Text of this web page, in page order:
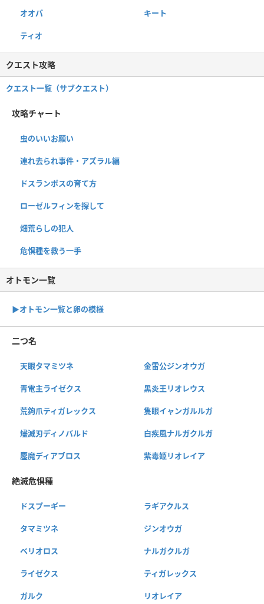
オオパ キート
ティオ
クエスト攻略
クエスト一覧（サブクエスト）
攻略チャート
虫のいいお願い
連れ去られ事件・アズラル編
ドスランポスの育て方
ローゼルフィンを探して
畑荒らしの犯人
危惧種を救う一手
オトモン一覧
▶︎オトモン一覧と卵の模様
二つ名
天眼タマミツネ 金雷公ジンオウガ
青電主ライゼクス 黒炎王リオレウス
荒鉤爪ティガレックス 隻眼イャンガルルガ
燼滅刃ディノバルド 白疾風ナルガクルガ
鏖魔ディアブロス 紫毒姫リオレイア
絶滅危惧種
ドスプーギー ラギアクルス
タマミツネ ジンオウガ
ベリオロス ナルガクルガ
ライゼクス ティガレックス
ガルク リオレイア